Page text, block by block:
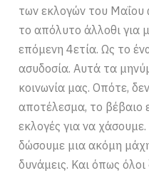
των εκλογών του Μαΐου
το απόλυτο άλλοθι για
επόμενη 4ετία. Ως το
ασυδοσία. Αυτά τα
κοινωνία μας. Οπότε,
αποτέλεσμα, το βέβαιο
εκλογές για να
δώσουμε μια ακόμη
δυνάμεις. Και όπως όλοι